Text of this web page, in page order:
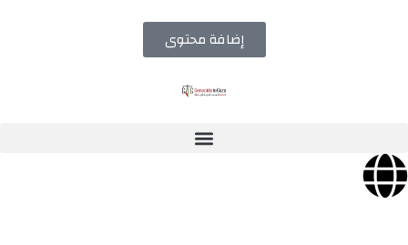
إضافة محتوى